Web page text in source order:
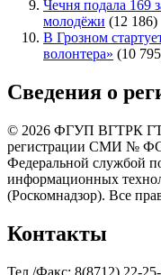
Чечня подала 169
молодёжи (12 186)
В Грозном
волонтера» (10
Сведения о
© 2026 ФГУП ВГТРК
регистрации СМИ №
Федеральной службой
информационных
(Роскомнадзор). Все
Контакты
Тел./Факс: 8(8712) 22-